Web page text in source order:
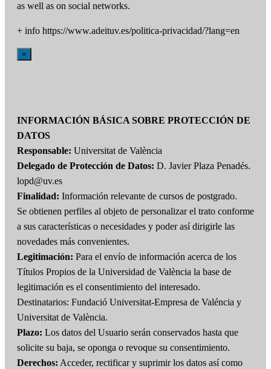
as well as on social networks.
+ info https://www.adeituv.es/politica-privacidad/?lang=en
×
INFORMACIÓN BÁSICA SOBRE PROTECCIÓN DE
DATOS
Responsable: Universitat de València
Delegado de Protección de Datos: D. Javier Plaza Penadés.
lopd@uv.es
Finalidad: Información relevante de cursos de postgrado.
Se obtienen perfiles al objeto de personalizar el trato conforme
a sus características o necesidades y poder así dirigirle las
novedades más convenientes.
Legitimación: Para el envío de información acerca de los
Títulos Propios de la Universidad de València la base de
legitimación es el consentimiento del interesado.
Destinatarios: Fundació Universitat-Empresa de Valéncia y
Universitat de València.
Plazo: Los datos del Usuario serán conservados hasta que
solicite su baja, se oponga o revoque su consentimiento.
Derechos: Acceder, rectificar y suprimir los datos así como